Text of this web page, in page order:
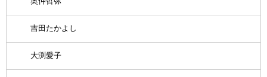
吉田たかよし
大渕愛子